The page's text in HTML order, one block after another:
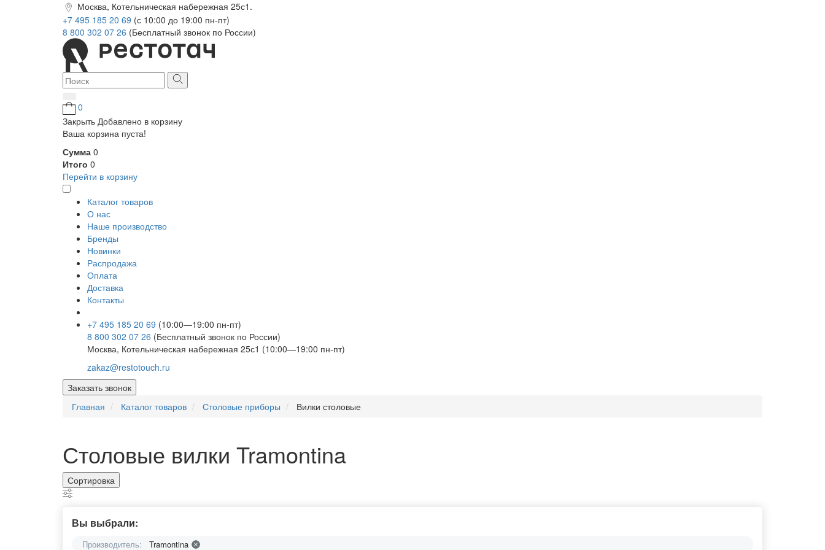
Москва, Котельническая набережная 25с1.
+7 495 185 20 69 (с 10:00 до 19:00 пн-пт)
8 800 302 07 26 (Бесплатный звонок по России)
0
Закрыть Добавлено в корзину
Ваша корзина пуста!
Сумма 0
Итого 0
Перейти в корзину
Каталог товаров
О нас
Наше производство
Бренды
Новинки
Распродажа
Оплата
Доставка
Контакты
+7 495 185 20 69 (10:00—19:00 пн-пт)
8 800 302 07 26 (Бесплатный звонок по России)
Москва, Котельническая набережная 25с1 (10:00—19:00 пн-пт)
zakaz@restotouch.ru
Заказать звонок
Главная
Каталог товаров Столовые приборы Вилки столовые
Столовые вилки Tramontina
Сортировка
Вы выбрали:
Производитель: Tramontina